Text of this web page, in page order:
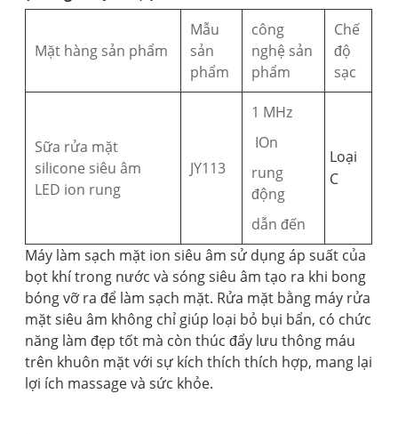
Mặt hàng sản phẩm
Mẫu
sản
phẩm
công
nghệ sản
phẩm
Chế
độ
sạc
Sữa rửa mặt
silicone siêu âm
LED ion rung
JY113
1 MHz
IOn
rung
động
dẫn đến
Loại
C
Máy làm sạch mặt ion siêu âm sử dụng áp suất của
bọt khí trong nước và sóng siêu âm tạo ra khi bong
bóng vỡ ra để làm sạch mặt. Rửa mặt bằng máy rửa
mặt siêu âm không chỉ giúp loại bỏ bụi bẩn, có chức
năng làm đẹp tốt mà còn thúc đẩy lưu thông máu
trên khuôn mặt với sự kích thích thích hợp, mang lại
lợi ích massage và sức khỏe.